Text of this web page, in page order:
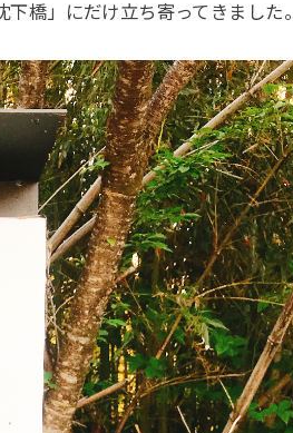
橋」にだけ立ち寄ってきました。